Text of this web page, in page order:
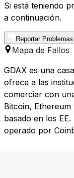
Si está teniendo
a continuación.
Reportar Problemas
Mapa de Fallos
GDAX es una
ofrece a las
comerciar con
Bitcoin,
basado en los
operado por